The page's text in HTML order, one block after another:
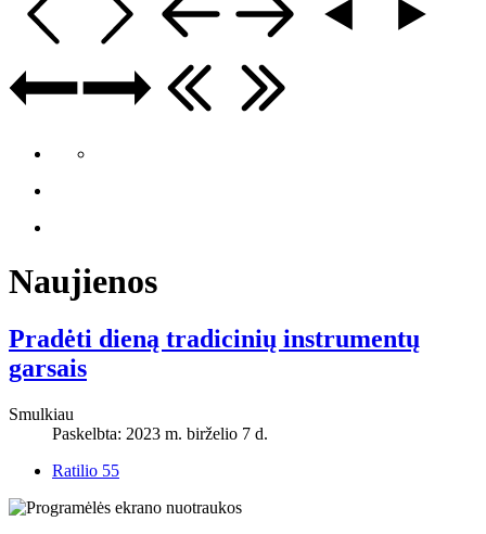
Naujienos
Pradėti dieną tradicinių instrumentų
garsais
Smulkiau
Paskelbta: 2023 m. birželio 7 d.
Ratilio 55